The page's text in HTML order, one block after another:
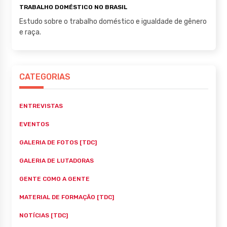
TRABALHO DOMÉSTICO NO BRASIL
Estudo sobre o trabalho doméstico e igualdade de gênero
e raça.
CATEGORIAS
ENTREVISTAS
EVENTOS
GALERIA DE FOTOS [TDC]
GALERIA DE LUTADORAS
GENTE COMO A GENTE
MATERIAL DE FORMAÇÃO [TDC]
NOTÍCIAS [TDC]